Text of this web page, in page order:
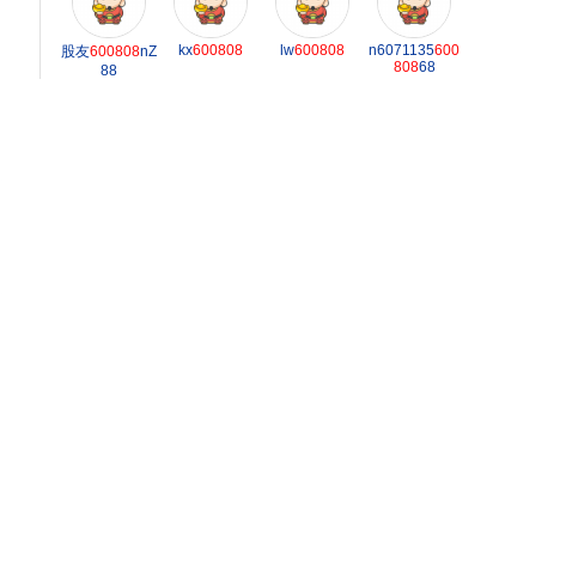
股友600808nZ
88
kx600808 lw600808 n6071135600
80868